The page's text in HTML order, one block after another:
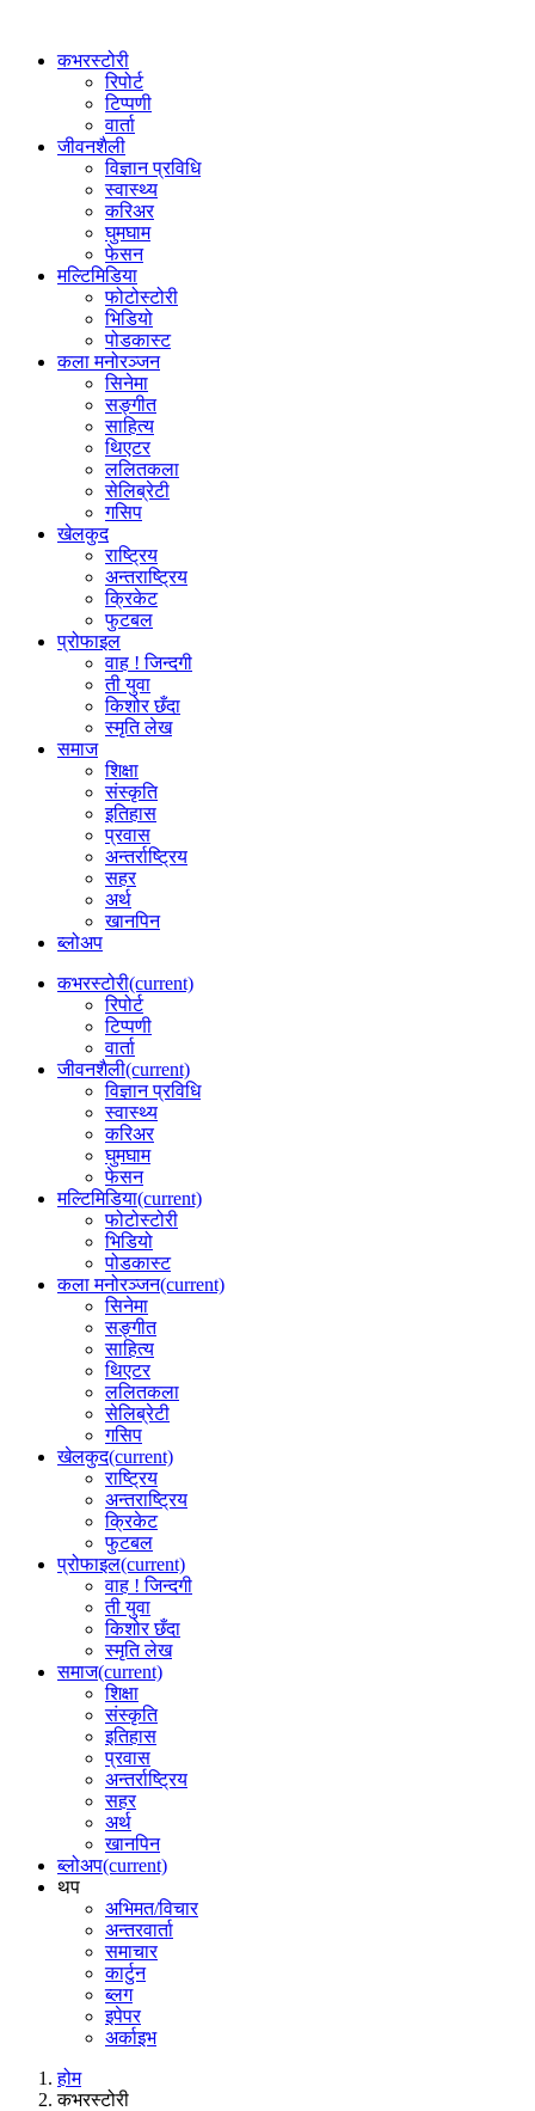
कभरस्टोरी
रिपोर्ट
टिप्पणी
वार्ता
जीवनशैली
विज्ञान प्रविधि
स्वास्थ्य
करिअर
घुमघाम
फेसन
मल्टिमिडिया
फोटोस्टोरी
भिडियो
पोडकास्ट
कला मनोरञ्जन
सिनेमा
सङ्गीत
साहित्य
थिएटर
ललितकला
सेलिब्रेटी
गसिप
खेलकुद
राष्ट्रिय
अन्तराष्ट्रिय
क्रिकेट
फुटबल
प्रोफाइल
वाह ! जिन्दगी
ती युवा
किशोर छँदा
स्मृति लेख
समाज
शिक्षा
संस्कृति
इतिहास
प्रवास
अन्तर्राष्ट्रिय
सहर
अर्थ
खानपिन
ब्लोअप
कभरस्टोरी(current)
रिपोर्ट
टिप्पणी
वार्ता
जीवनशैली(current)
विज्ञान प्रविधि
स्वास्थ्य
करिअर
घुमघाम
फेसन
मल्टिमिडिया(current)
फोटोस्टोरी
भिडियो
पोडकास्ट
कला मनोरञ्जन(current)
सिनेमा
सङ्गीत
साहित्य
थिएटर
ललितकला
सेलिब्रेटी
गसिप
खेलकुद(current)
राष्ट्रिय
अन्तराष्ट्रिय
क्रिकेट
फुटबल
प्रोफाइल(current)
वाह ! जिन्दगी
ती युवा
किशोर छँदा
स्मृति लेख
समाज(current)
शिक्षा
संस्कृति
इतिहास
प्रवास
अन्तर्राष्ट्रिय
सहर
अर्थ
खानपिन
ब्लोअप(current)
थप
अभिमत/विचार
अन्तरवार्ता
समाचार
कार्टुन
ब्लग
इपेपर
अर्काइभ
होम
कभरस्टोरी